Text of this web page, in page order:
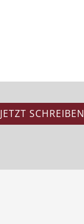
JETZT SCHREIBEN